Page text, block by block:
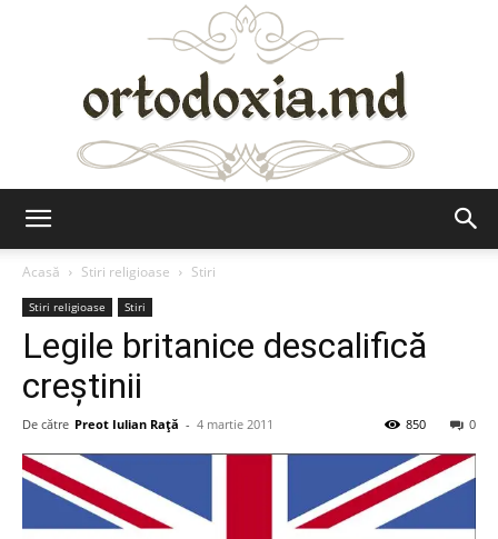
Acasă
Stiri religioase Stiri
Stiri religioase Stiri
Legile britanice descalifică
creştinii
De către Preot Iulian Raţă - 4 martie 2011 0
850